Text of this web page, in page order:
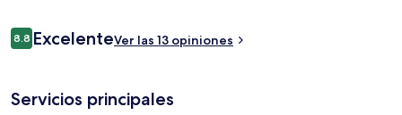
Opiniones
8.88.8 de 10,
ExcelenteVer las 13 opiniones
Servicios principales